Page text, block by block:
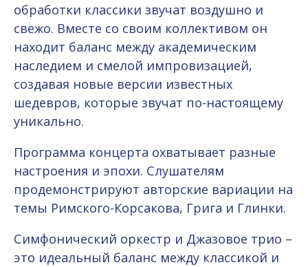
обработки классики звучат воздушно и
свежо. Вместе со своим коллективом он
находит баланс между академическим
наследием и смелой импровизацией,
создавая новые версии известных
шедевров, которые звучат по-настоящему
уникально.
Программа концерта охватывает разные
настроения и эпохи. Слушателям
продемонстрируют авторские вариации на
темы Римского-Корсакова, Грига и Глинки.
Симфонический оркестр и Джазовое трио –
это идеальный баланс между классикой и